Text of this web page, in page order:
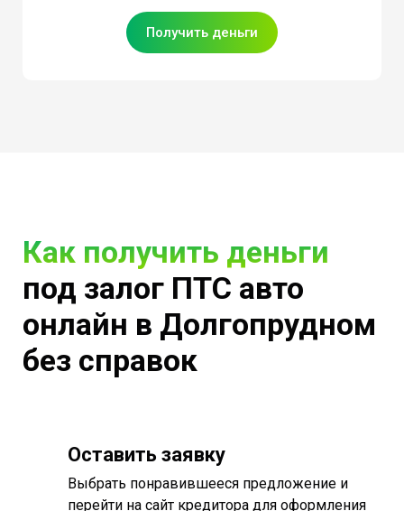
Получить деньги
Как получить деньги
под залог ПТС авто
онлайн в Долгопрудном
без справок
Оставить заявку
Выбрать понравившееся предложение и
перейти на сайт кредитора для оформления